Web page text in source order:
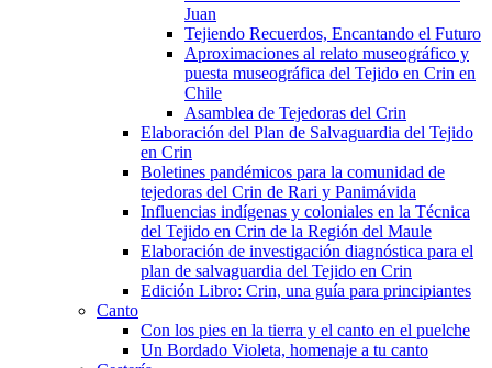
Juan
Tejiendo Recuerdos, Encantando el Futuro
Aproximaciones al relato museográfico y
puesta museográfica del Tejido en Crin en
Chile
Asamblea de Tejedoras del Crin
Elaboración del Plan de Salvaguardia del Tejido
en Crin
Boletines pandémicos para la comunidad de
tejedoras del Crin de Rari y Panimávida
Influencias indígenas y coloniales en la Técnica
del Tejido en Crin de la Región del Maule
Elaboración de investigación diagnóstica para el
plan de salvaguardia del Tejido en Crin
Edición Libro: Crin, una guía para principiantes
Canto
Con los pies en la tierra y el canto en el puelche
Un Bordado Violeta, homenaje a tu canto